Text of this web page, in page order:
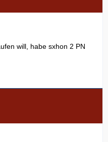
will, habe sxhon 2 PN